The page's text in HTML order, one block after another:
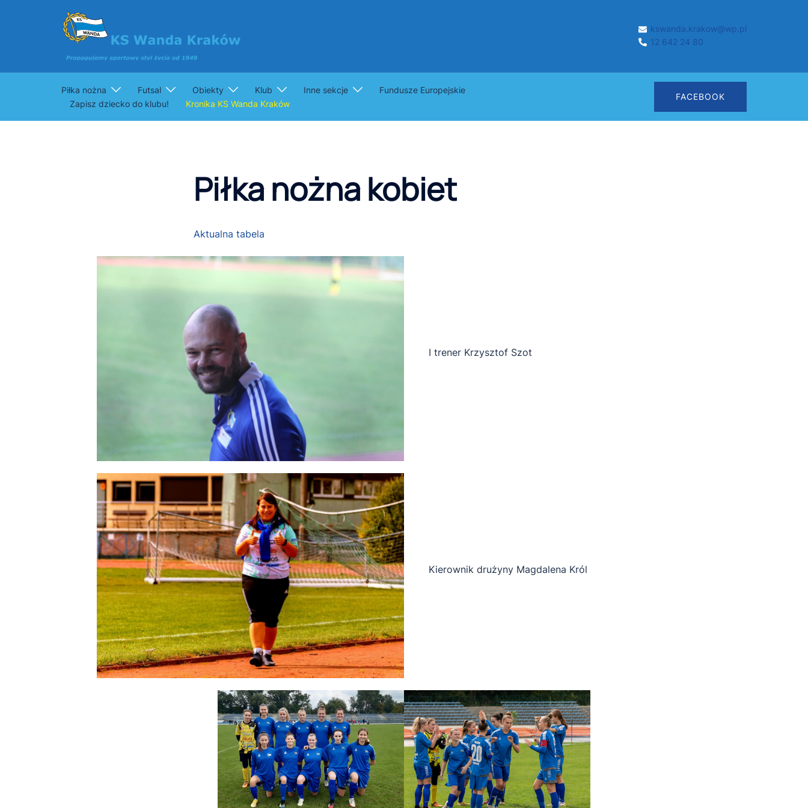
kswanda.krakow@wp.pl
12 642 24 80
Piłka nożna Futsal Obiekty Klub Inne sekcje
Fundusze Europejskie
Zapisz dziecko do klubu!
Kronika KS Wanda Kraków
FACEBOOK
Piłka nożna kobiet
Aktualna tabela
I trener Krzysztof Szot
Kierownik drużyny Magdalena Król